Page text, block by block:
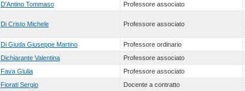
D'Antino Tommaso
Professore associato
Di Cristo Michele Professore associato
Di Giuda Giuseppe Martino
Professore ordinario
Dichiarante Valentina
Professore associato
Fava Giulia
Professore associato
Fiorati Sergio
Docente a contratto